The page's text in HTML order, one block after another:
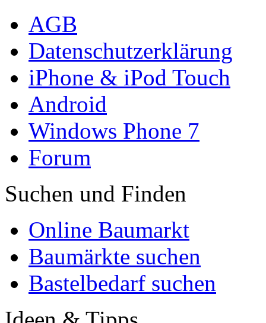
AGB
Datenschutzerklärung
iPhone & iPod Touch
Android
Windows Phone 7
Forum
Suchen und Finden
Online Baumarkt
Baumärkte suchen
Bastelbedarf suchen